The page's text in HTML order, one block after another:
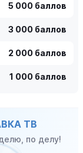
5 000 баллов
3 000 баллов
2 000 баллов
1 000 баллов
ТВ
по делу!